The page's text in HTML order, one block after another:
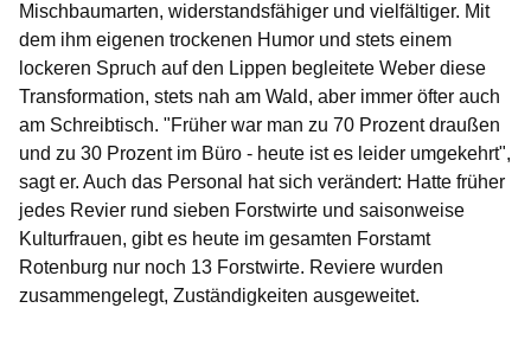
Mischbaumarten, widerstandsfähiger und vielfältiger. Mit
dem ihm eigenen trockenen Humor und stets einem
lockeren Spruch auf den Lippen begleitete Weber diese
Transformation, stets nah am Wald, aber immer öfter auch
am Schreibtisch. "Früher war man zu 70 Prozent draußen
und zu 30 Prozent im Büro - heute ist es leider umgekehrt",
sagt er. Auch das Personal hat sich verändert: Hatte früher
jedes Revier rund sieben Forstwirte und saisonweise
Kulturfrauen, gibt es heute im gesamten Forstamt
Rotenburg nur noch 13 Forstwirte. Reviere wurden
zusammengelegt, Zuständigkeiten ausgeweitet.